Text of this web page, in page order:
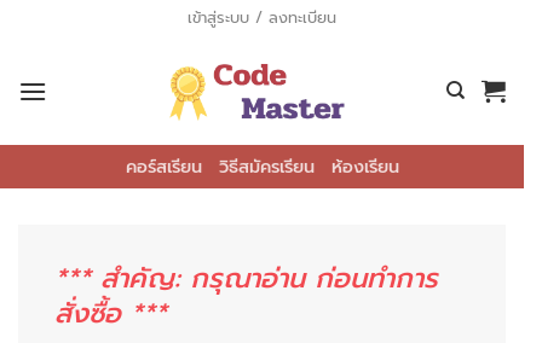
เนื้อหา
เข้าสู่ระบบ / ลงทะเบียน
คอร์สเรียน วิธีสมัครเรียน ห้องเรียน
*** สำคัญ: กรุณาอ่าน ก่อนทำการ
สั่งซื้อ ***